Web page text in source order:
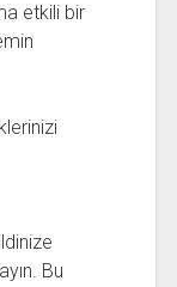
etkili bir
Bu